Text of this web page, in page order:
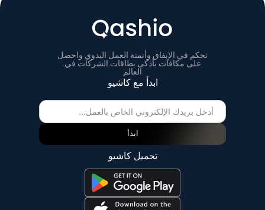
تحكم في الإنفاق وأتمتة العمل اليدوي واحصل
على مكافآت بأذكى بطاقات الشركات في
العالم
ابدأ مع كاشيو
ابدأ
تحميل كاشيو